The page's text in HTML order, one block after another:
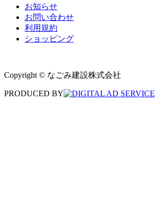
お知らせ
お問い合わせ
利用規約
ショッピング
Copyright © なごみ建設株式会社
PRODUCED BY